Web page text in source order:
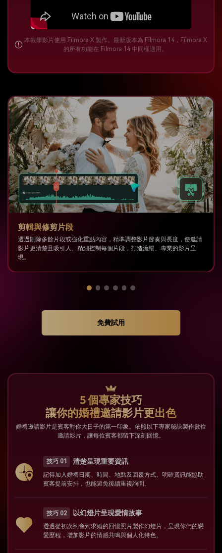
本教學影片使用 Filmora X 製作。最新版本為 Filmora 14，Filmora X
的所有功能在 Filmora 14 中同樣適用。
剪輯與修剪片段
透過刪除多餘片段或強化重點內容，精準調整影片節奏與長度，使邀請
影片更清楚且吸引人。精細控制每個片段，打造流暢、專業的影片呈
現。
免費試用
5 個專家技巧
讓你的婚禮邀請影片更出色
婚禮邀請影片是賓客對你大日子的第一印象。依照以下專家秘訣製作數位
邀請影片，讓每位賓客都留下深刻回憶。
技巧 01 清楚呈現重要資訊
記得加入婚禮日期、時間、地點及回覆方式。明確資訊能協助
賓客提前安排，也能避免後續重複詢問。
技巧 02 以幻燈片呈現愛情故事
透過從初次約會到求婚的回憶照片製作幻燈片，呈現你們的戀
愛歷程，增加影片的情感共鳴與個人化特色。